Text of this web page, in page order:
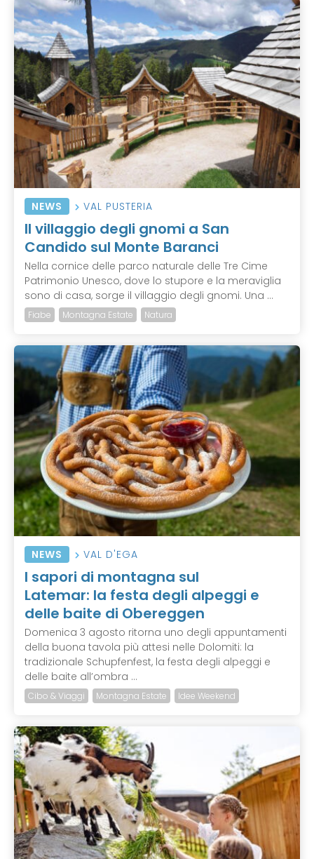
NEWS VAL PUSTERIA
Il villaggio degli gnomi a San
Candido sul Monte Baranci
Nella cornice delle parco naturale delle Tre Cime
Patrimonio Unesco, dove lo stupore e la meraviglia
sono di casa, sorge il villaggio degli gnomi. Una ...
Fiabe Montagna Estate Natura
NEWS VAL D'EGA
I sapori di montagna sul
Latemar: la festa degli alpeggi e
delle baite di Obereggen
Domenica 3 agosto ritorna uno degli appuntamenti
della buona tavola più attesi nelle Dolomiti: la
tradizionale Schupfenfest, la festa degli alpeggi e
delle baite all’ombra ...
Cibo & Viaggi Montagna Estate Idee Weekend